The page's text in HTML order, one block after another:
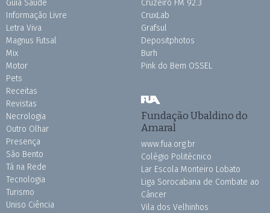
Guia Saúde
Informação Livre
Letra Viva
Magnus Futsal
Mix
Motor
Pets
Receitas
Revistas
Necrologia
Outro Olhar
Presença
São Bento
Tá na Rede
Tecnologia
Turismo
Uniso Ciência
Cruzeiro FM 92.3
CruxLab
Grafsul
Depositphotos
Burh
Pink do Bem OSSEL
Fundação Ubaldino do
Amaral
www.fua.org.br
Colégio Politécnico
Lar Escola Monteiro Lobato
Liga Sorocabana de Combate ao
Câncer
Vila dos Velhinhos